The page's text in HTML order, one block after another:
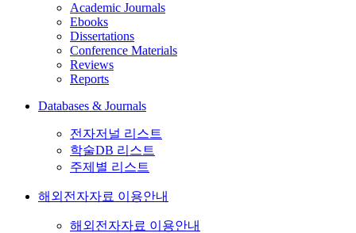
Academic Journals
Ebooks
Dissertations
Conference Materials
Reviews
Reports
Databases & Journals
전자저널 리스트
학술DB 리스트
주제별 리스트
해외전자자료 이용안내
해외전자자료 이용안내